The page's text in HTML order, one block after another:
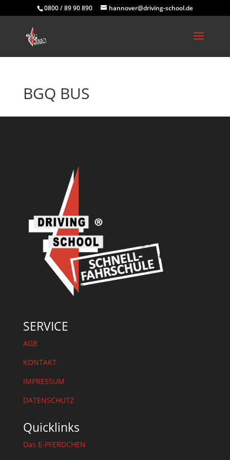
0800 / 89 90 890 hannover@driving-school.de
BGQ BUS
SERVICE
AGB
KONTAKT
IMPRESSUM
DATENSCHUTZ
Quicklinks
Das E-PFERDCHEN